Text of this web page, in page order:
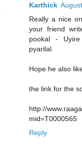
Karthick
Really a nice
your friend
pookal -
pyarilal.
Hope he also
the link for the
http://
mid=T0000565
Reply